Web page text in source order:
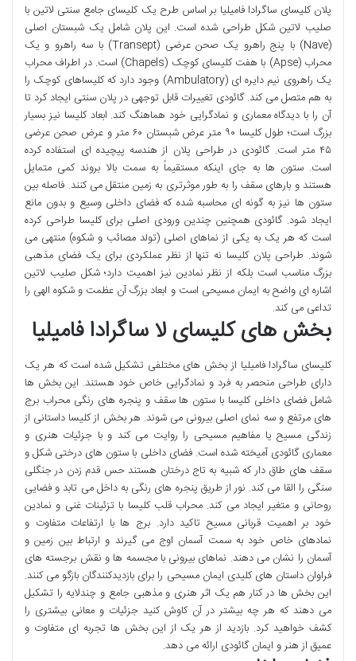
پلان کلیسای ساگرادا فامیلیا بر اساس طرح یک کلیسای جامع سنتی لاتین با
صلیب لاتین شکل طراحی شده است. این پلان شامل یک شبستان اصلی
(Nave) با پنج راهرو یک صحن عرضی (Transept) با سه راهرو و یک
محراب (Apse) با هفت کلیسای کوچک (Chapels) است. در اطراف محراب
یک راهروی نیم دایره ای (Ambulatory) وجود دارد که کلیساهای کوچک را
به هم متصل می کند. گائودی تغییرات قابل توجهی در پلان سنتی ایجاد کرد تا
آن را با دیدگاه معماری و نمادگرایی خود هماهنگ کند. ابعاد کلیسا نیز بسیار
بزرگ است؛ طول کلیسا ۹۰ متر عرض شبستان ۶۰ متر و عرض صحن عرضی
۴۵ متر است. گائودی در طراحی پلان از هندسه پیچیده ای استفاده کرده
است. ستون ها به جای اینکه مستقیماً به سمت بالا بروند کمی متمایل
هستند و بارهای سقف را به طور موثرتری به زمین منتقل می کنند. فاصله بین
ستون ها نیز به گونه ای محاسبه شده که فضای داخلی وسیع و بدون مانع
ایجاد شود. گائودی همچنین چندین ورودی اصلی برای کلیسا طراحی کرده
است که هر یک به یکی از نماهای اصلی (تولد مصائب و شکوه) منتهی می
شوند. طراحی پلان کلیسا نه تنها از نظر عملکردی برای یک فضای مذهبی
بزرگ مناسب است بلکه از نظر نمادین نیز اهمیت دارد؛ شکل صلیب لاتین
اشاره ای واضح به ایمان مسیحی است و ابعاد بزرگ آن عظمت و شکوه الهی را
تداعی می کند.
بخش های کلیسای لا ساگرادا فامیلیا
کلیسای ساگرادا فامیلیا از بخش های مختلفی تشکیل شده است که هر یک
دارای طراحی منحصر به فرد و نمادگرایی خاص خود هستند. این بخش ها
شامل فضای داخلی کلیسا با ستون ها سقف و پنجره های رنگی محراب برج
های مرتفع و سه نمای اصلی بیرونی می شوند. هر بخش از کلیسا داستانی از
زندگی مسیح یا مفاهیم مسیحی را روایت می کند و با جزئیات هنری و
معماری گائودی آمیخته شده است. فضای داخلی با ستون های درختی شکل و
سقف های طاق دار که شبیه به تاج درختان هستند حس قدم زدن در جنگلی
سنگی را القا می کند. نور از طریق پنجره های رنگی به داخل می تابد و فضایی
روحانی و متغیر ایجاد می کند. محراب قلب کلیسا با تزئینات غنی و نمادین
خود بر اهمیت قربانی مسیح تاکید دارد. برج ها با ارتفاعات متفاوت و
نمادهای خاص خود به سمت آسمان اوج می گیرند و ارتباط بین زمین و
آسمان را نشان می دهند. نماهای بیرونی با مجسمه ها و نقش برجسته های
فراوان داستان های کلیدی ایمان مسیحی را برای بازدیدکنندگان بازگو می کنند.
این بخش ها در کنار هم یک اثر هنری و مذهبی جامع و چندلایه را تشکیل
می دهند که هر چه بیشتر در آن کاوش کنید جزئیات و معانی بیشتری را
کشف خواهید کرد. بازدید از هر یک از این بخش ها تجربه ای متفاوت و
عمیق از هنر و ایمان گائودی ارائه می دهد.